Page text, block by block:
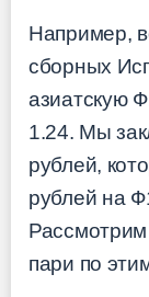
Например,
сборных
азиатскую
1.24. Мы
рублей,
рублей на
пари по